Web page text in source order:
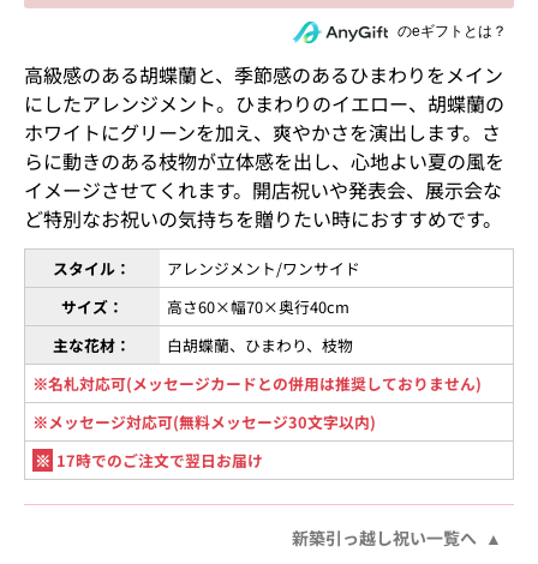
住所を知らない相手にeギフトで贈るのeギフトとは？
高級感のある胡蝶蘭と、季節感のあるひまわりをメイン
にしたアレンジメント。ひまわりのイエロー、胡蝶蘭の
ホワイトにグリーンを加え、爽やかさを演出します。さ
らに動きのある枝物が立体感を出し、心地よい夏の風を
イメージさせてくれます。開店祝いや発表会、展示会な
ど特別なお祝いの気持ちを贈りたい時におすすめです。
スタイル：
アレンジメント/ワンサイド
サイズ：
高さ60×幅70×奥行40cm
主な花材：
白胡蝶蘭、ひまわり、枝物
※名札対応可(メッセージカードとの併用は推奨しておりません)
※メッセージ対応可(無料メッセージ30文字以内)
※ 17時でのご注文で翌日お届け
新築引っ越し祝い一覧へ